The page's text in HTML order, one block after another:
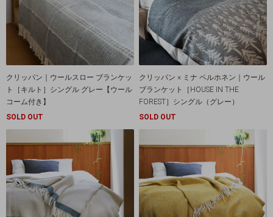
クリッパン｜ウールスロー ブランケッ
ト［キルト］シングル グレー【ウール
コーム付き】
SOLD OUT
クリッパン × ミナ ペルホネン｜ウール
ブランケット［HOUSE IN THE
FOREST］シングル（グレー）
SOLD OUT